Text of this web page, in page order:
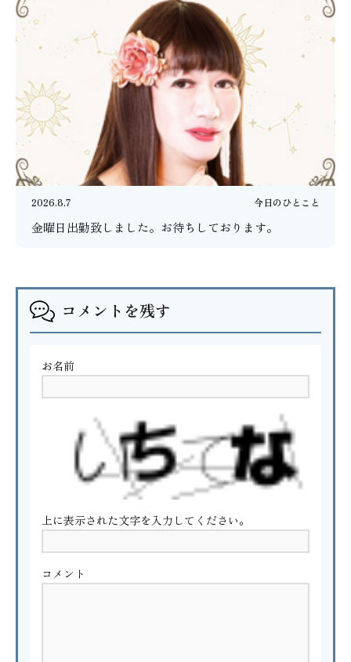
2026.8.7 今日のひとこと
金曜日出勤致しました。お待ちしております。
コメントを残す
お名前
上に表示された文字を入力してください。
コメント